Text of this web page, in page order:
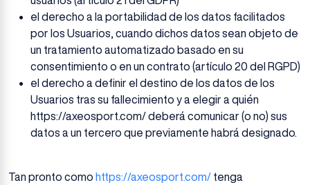
el derecho a la portabilidad de los datos facilitados
por los Usuarios, cuando dichos datos sean objeto de
un tratamiento automatizado basado en su
consentimiento o en un contrato (artículo 20 del RGPD)
el derecho a definir el destino de los datos de los
Usuarios tras su fallecimiento y a elegir a quién
https://axeosport.com/ deberá comunicar (o no) sus
datos a un tercero que previamente habrá designado.
Tan pronto como https://axeosport.com/ tenga